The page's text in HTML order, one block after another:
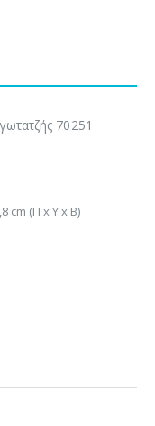
70251
cm (Π x Υ x Β)